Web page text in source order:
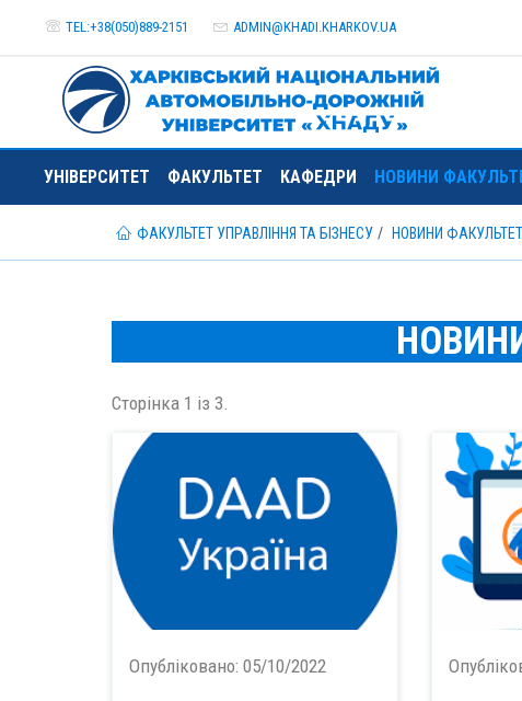
TEL:+38(050)889-2151 ADMIN@KHADI.KHARKOV.UA
УНІВЕРСИТЕТ ФАКУЛЬТЕТ КАФЕДРИ НОВИНИ
ФАКУЛЬТЕТ УПРАВЛІННЯ ТА БІЗНЕСУ НОВИНИ
Сторінка 1 із 3.
Опубліковано: 05/10/2022